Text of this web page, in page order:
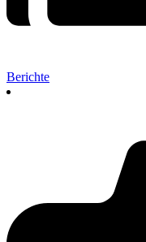
Berichte